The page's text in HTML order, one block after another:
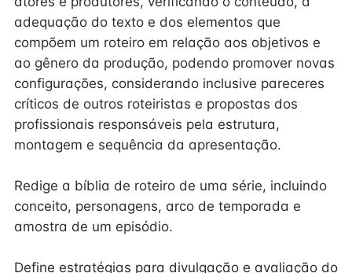
adequação do texto e dos elementos que
compõem um roteiro em relação aos objetivos e
ao gênero da produção, podendo promover novas
configurações, considerando inclusive pareceres
críticos de outros roteiristas e propostas dos
profissionais responsáveis pela estrutura,
montagem e sequência da apresentação.
Redige a bíblia de roteiro de uma série, incluindo
conceito, personagens, arco de temporada e
amostra de um episódio.
Define estratégias para divulgação e avaliação do